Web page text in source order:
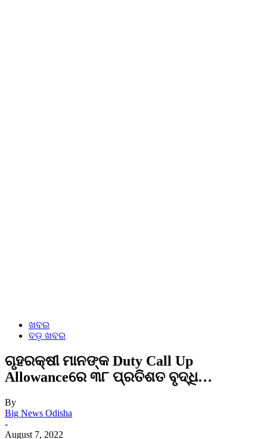
ଖବର
ବଡ଼ ଖବର
ଗୃହରକ୍ଷୀ ମାନଙ୍କ Duty Call Up
Allowanceରେ ୩୮ ପ୍ରତିଶତ ବୃଦ୍ଧି…
By
Big News Odisha
-
August 7, 2022